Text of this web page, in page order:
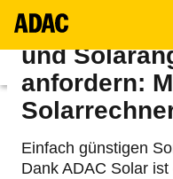
Rund ums
PV-
und
anfordern:
Einfach günstigen
Dank ADAC Solar